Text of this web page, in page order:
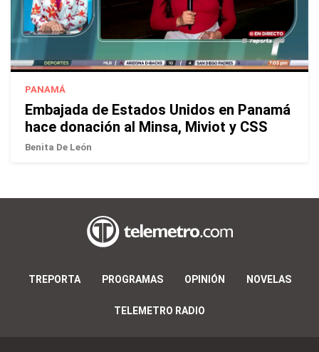
PANAMÁ
Embajada de Estados Unidos en Panamá
hace donación al Minsa, Miviot y CSS
Benita De León
TREPORTA PROGRAMAS OPINIÓN NOVELAS
TELEMETRO RADIO